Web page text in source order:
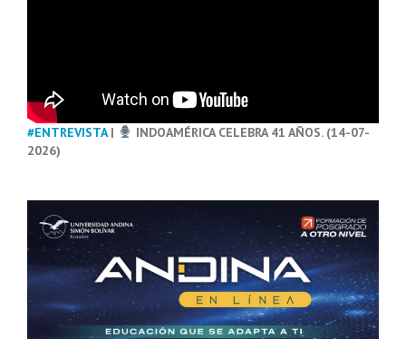
#ENTREVISTA|
INDOAMÉRICA CELEBRA 41 AÑOS. (14-07-
2026)